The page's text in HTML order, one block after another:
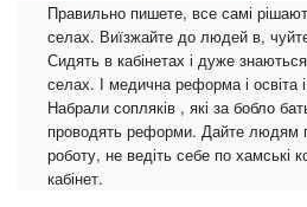
Правильно пишете, все самі
селах. Виїзжайте до людей в,
Сидять в кабінетах і дуже
селах. І медична реформа і освіта
Набрали сопляків , які за бобло
проводять реформи. Дайте людям
роботу, не ведіть себе по хамські
кабінет.